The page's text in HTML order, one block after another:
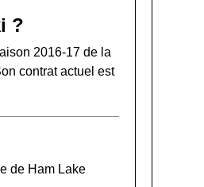
?
2016-17 de la
contrat actuel est
de Ham Lake